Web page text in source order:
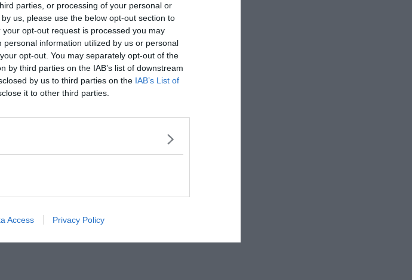
parties, or processing of your personal or
us, please use the below opt-out section to
opt-out request is processed you may
information utilized by us or personal
opt-out. You may separately opt-out of the
by third parties on the IAB’s list of downstream
by us to third parties on the IAB’s List of
it to other third parties.
Access Privacy Policy
de la ville
est très
poutres apparentes.
Antonellianaet sa
et de restaurants